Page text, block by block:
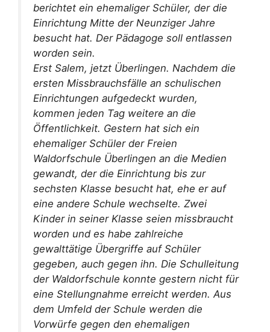
berichtet ein ehemaliger Schüler, der die
Einrichtung Mitte der Neunziger Jahre
besucht hat. Der Pädagoge soll entlassen
worden sein.
Erst Salem, jetzt Überlingen. Nachdem die
ersten Missbrauchsfälle an schulischen
Einrichtungen aufgedeckt wurden,
kommen jeden Tag weitere an die
Öffentlichkeit. Gestern hat sich ein
ehemaliger Schüler der Freien
Waldorfschule Überlingen an die Medien
gewandt, der die Einrichtung bis zur
sechsten Klasse besucht hat, ehe er auf
eine andere Schule wechselte. Zwei
Kinder in seiner Klasse seien missbraucht
worden und es habe zahlreiche
gewalttätige Übergriffe auf Schüler
gegeben, auch gegen ihn. Die Schulleitung
der Waldorfschule konnte gestern nicht für
eine Stellungnahme erreicht werden. Aus
dem Umfeld der Schule werden die
Vorwürfe gegen den ehemaligen